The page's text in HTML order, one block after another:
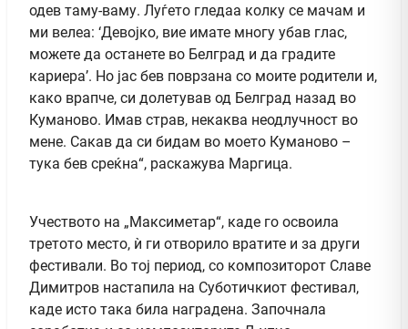
одев таму-ваму. Луѓето гледаа колку се мачам и
ми велеа: ‘Девојко, вие имате многу убав глас,
можете да останете во Белград и да градите
кариера’. Но јас бев поврзана со моите родители и,
како врапче, си долетував од Белград назад во
Куманово. Имав страв, некаква неодлучност во
мене. Сакав да си бидам во моето Куманово –
тука бев среќна“, раскажува Маргица.
Учеството на „Максиметар“, каде го освоила
третото место, ѝ ги отворило вратите и за други
фестивали. Во тој период, со композиторот Славе
Димитров настапила на Суботичкиот фестивал,
каде исто така била наградена. Започнала